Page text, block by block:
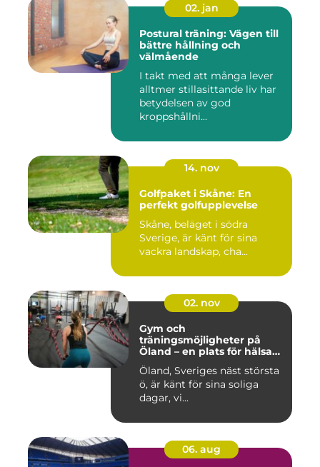
02. jan
Postural träning: Vägen till
bättre hållning och
välmående
I takt med att många lever
alltmer stillasittande liv har
betydelsen av god
kroppshållni...
14. nov
Golfpaket i Skåne: En
perfekt golfupplevelse
Skåne, beläget i södra
Sverige, är känt för sina
vackra landskap, cha...
02. nov
Gym och
träningsmöjligheter på
Öland – en plats för hälsa
och välbefinnande
Öland, Sveriges näst största
ö, är känt för sina soliga
dagar, vi...
06. aug